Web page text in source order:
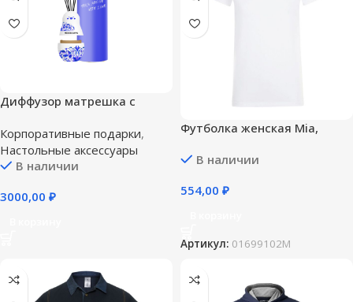
Диффузор матрешка с
Корпоративные подарки,
Настольные аксессуары
В наличии
3000,00 ₽
Футболка женская Mia,
В наличии
554,00 ₽
Артикул: 01699102M